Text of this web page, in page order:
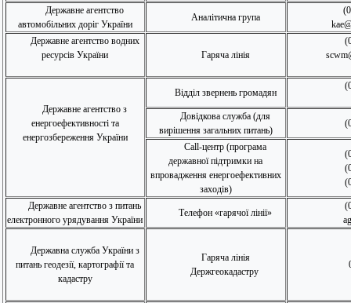
Державне агентство
автомобільних доріг України
Аналітична група
Державне агентство водних
ресурсів України
Гаряча лінія
Державне агентство з
енергоефективності та
енергозбереження України
Відділ звернень громадян
Довідкова служба (для
вирішення загальних питань)
Call-центр (програма
державної підтримки на
впровадження енергоефективних
заходів)
Державне агентство з питань
електронного урядування України
Телефон «гарячої лінії»
Державна служба України з
питань геодезії, картографії та
кадастру
Гаряча лінія
Держгеокадастру